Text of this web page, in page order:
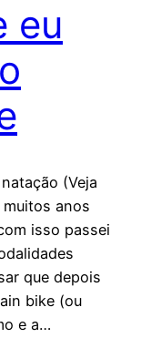
eu
(Veja
anos
isso passei
que depois
bike (ou
e a…